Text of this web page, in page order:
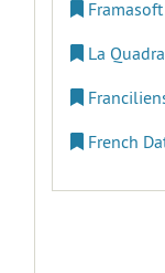
Framasoft
La
French